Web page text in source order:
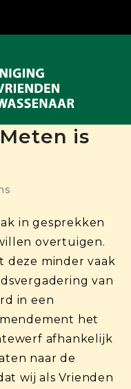
is
in gesprekken
overtuigen.
deze minder vaak
van
in een
het
afhankelijk
naar de
wij als Vrienden